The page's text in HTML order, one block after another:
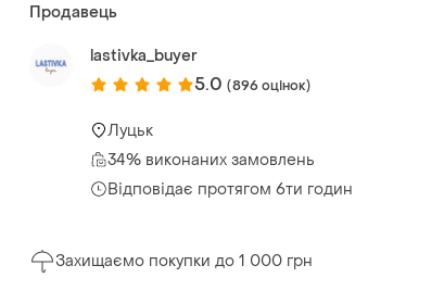
Продавець
lastivka_buyer
5.0 (896 оцінок)
Луцьк
34% виконаних замовлень
Відповідає протягом 6ти годин
Захищаємо покупки до 1 000 грн